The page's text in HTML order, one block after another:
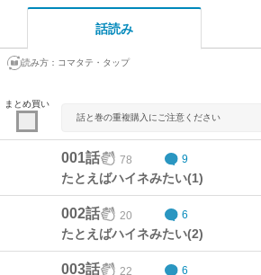
話読み
読み方： コマタテ・タップ
まとめ買い
話と巻の重複購入にご注意ください
001話 78 9
たとえばハイネみたい(1)
002話 20 6
たとえばハイネみたい(2)
003話 22 6